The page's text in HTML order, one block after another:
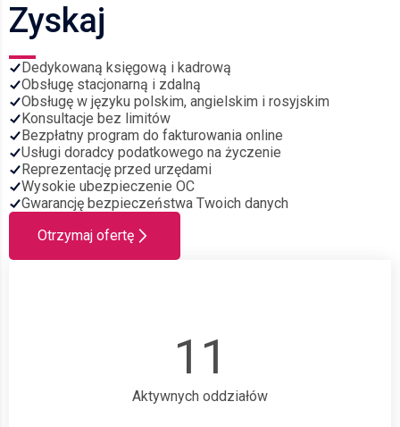
11
Aktywnych oddziałów
Zyskaj
Dedykowaną księgową i kadrową
Obsługę stacjonarną i zdalną
Obsługę w języku polskim, angielskim i rosyjskim
Konsultacje bez limitów
Bezpłatny program do fakturowania online
Usługi doradcy podatkowego na życzenie
Reprezentację przed urzędami
Wysokie ubezpieczenie OC
Gwarancję bezpieczeństwa Twoich danych
Otrzymaj ofertę